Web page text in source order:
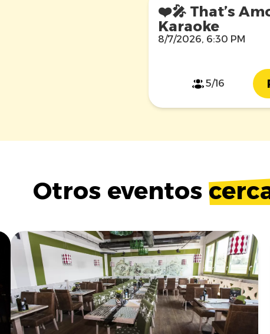
❤️🎤 That’s
Karaoke
8/7/2026, 6:30 PM
5/16
Otros eventos